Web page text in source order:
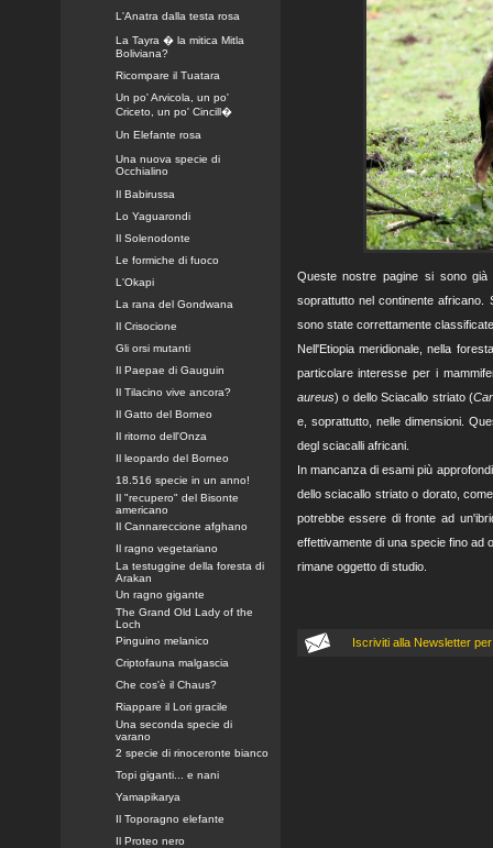
L'Anatra dalla testa rosa
La Tayra � la mitica Mitla
Boliviana?
Ricompare il Tuatara
Un po' Arvicola, un po'
Criceto, un po' Cincill�
Un Elefante rosa
Una nuova specie di
Occhialino
Il Babirussa
Lo Yaguarondi
Il Solenodonte
Le formiche di fuoco
L'Okapi
La rana del Gondwana
Il Crisocione
Gli orsi mutanti
Il Paepae di Gauguin
Il Tilacino vive ancora?
Il Gatto del Borneo
Il ritorno dell'Onza
Il leopardo del Borneo
18.516 specie in un anno!
Il "recupero" del Bisonte
americano
Il Cannareccione afghano
Il ragno vegetariano
La testuggine della foresta di
Arakan
Un ragno gigante
The Grand Old Lady of the
Loch
Pinguino melanico
Criptofauna malgascia
Che cos'è il Chaus?
Riappare il Lori gracile
Una seconda specie di
varano
2 specie di rinoceronte bianco
Topi giganti... e nani
Yamapikarya
Il Toporagno elefante
Il Proteo nero
Queste nostre pagine si sono già
soprattutto nel continente
sono state correttamente
Nell'Etiopia meridionale, nella
particolare interesse per i
aureus) o dello Sciacallo striato (
e, soprattutto, nelle dimensioni.
degl sciacalli africani.
In mancanza di esami più
dello sciacallo striato o dorato,
potrebbe essere di fronte ad
effettivamente di una specie fino ad
rimane oggetto di studio.
Iscriviti alla Newsletter